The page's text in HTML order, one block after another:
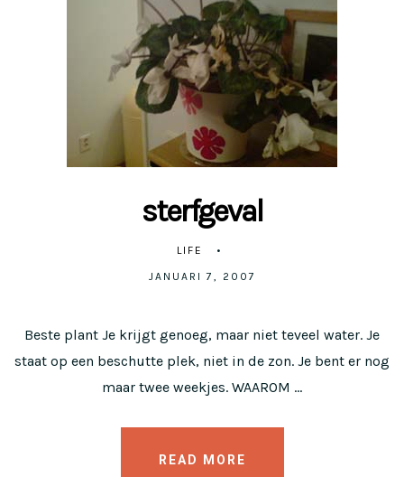
sterfgeval
LIFE
JANUARI 7, 2007
Beste plant Je krijgt genoeg, maar niet teveel water. Je
staat op een beschutte plek, niet in de zon. Je bent er nog
maar twee weekjes. WAAROM …
READ MORE